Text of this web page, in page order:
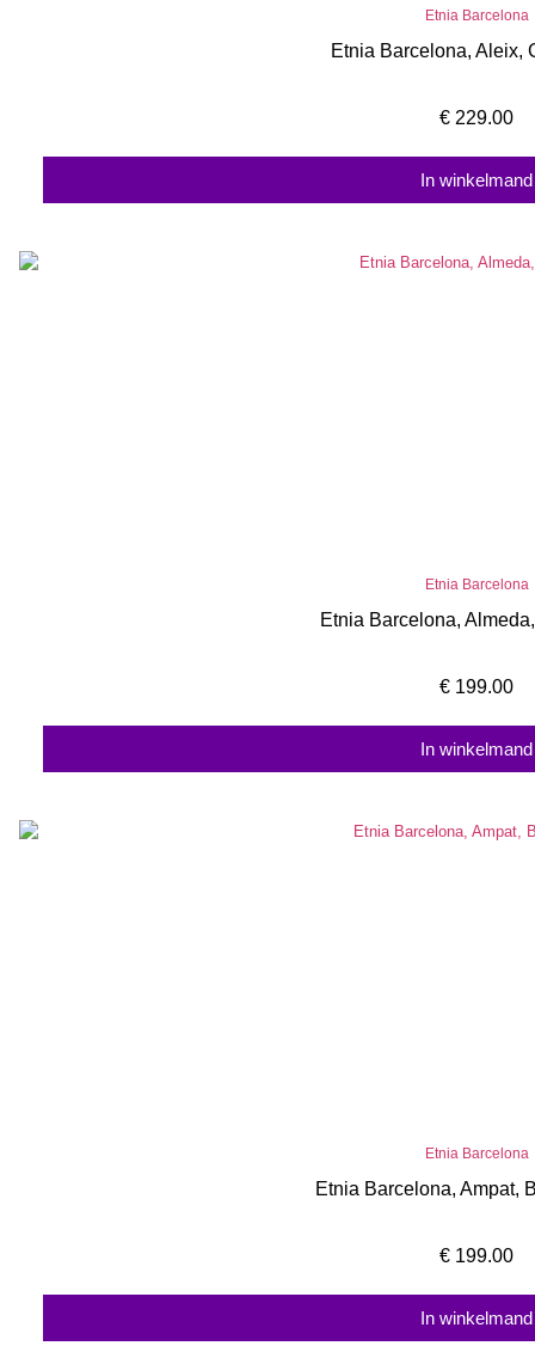
Etnia Barcelona
Etnia Barcelona, Aleix,
€ 229.00
In winkelmand
Etnia Barcelona
Etnia Barcelona,
€ 199.00
In winkelmand
Etnia Barcelona
Etnia Barcelona, Ampat,
€ 199.00
In winkelmand